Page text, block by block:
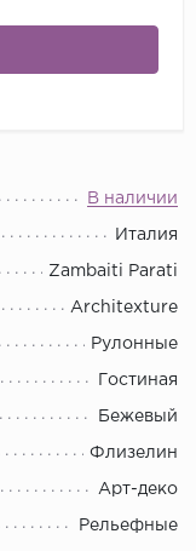
В наличии
Италия
Zambaiti Parati
Architexture
Рулонные
Гостиная
Бежевый
Флизелин
Арт-деко
Рельефные